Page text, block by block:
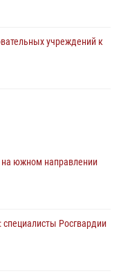
учреждений к
безопасности Дня
области
южном направлении
специалисты Росгвардии